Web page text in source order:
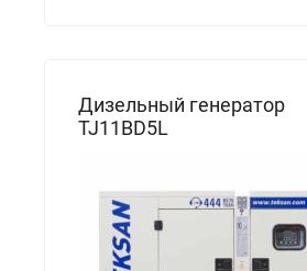
Дизельный генератор
TJ11BD5L